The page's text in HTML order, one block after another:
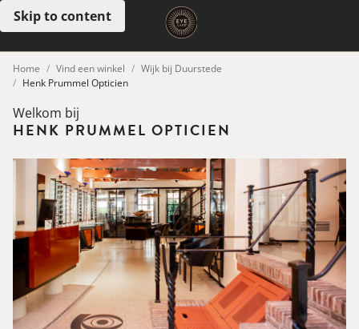
Skip to content
Open menu
Home Vind een winkel
Wijk bij Duurstede
Henk Prummel Opticien
Welkom bij
HENK PRUMMEL OPTICIEN